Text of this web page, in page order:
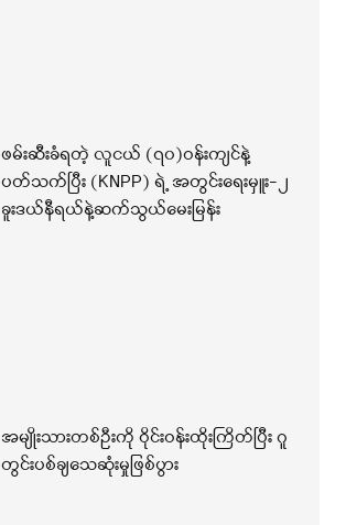
ဖမ်းဆီးခံရတဲ့ လူငယ် (၇၀)ဝန်းကျင်နဲ့
ပတ်သက်ပြီး (KNPP) ရဲ့ အတွင်းရေးမှူး-၂
ခူးဒယ်နီရယ်နဲ့ဆက်သွယ်မေးမြန်း
အမျိုးသားတစ်ဦးကို ဝိုင်းဝန်းထိုးကြိတ်ပြီး ဂူ
တွင်းပစ်ချသေဆုံးမှုဖြစ်ပွား